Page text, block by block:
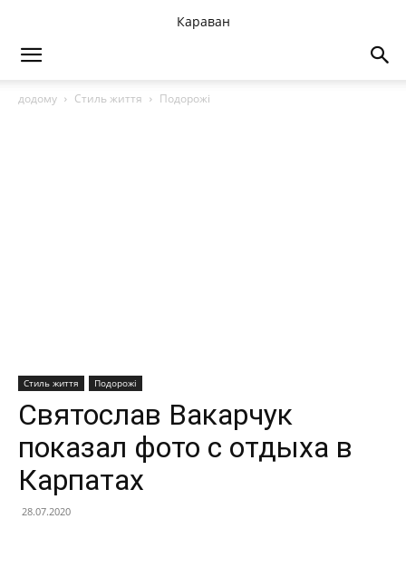
Караван
додому Стиль життя Подорожі
Стиль життя Подорожі
Святослав Вакарчук
показал фото с отдыха в
Карпатах
28.07.2020